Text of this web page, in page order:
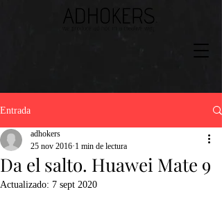
Entrada
Da el salto. Huawei Mate 9
adhokers
25 nov 2016 1 min de lectura
Actualizado: 7 sept 2020